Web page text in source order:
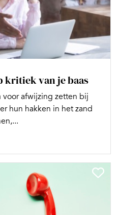
kritiek van je baas
afwijzing zetten bij
hun hakken in het zand